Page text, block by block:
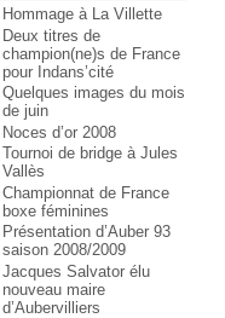
Hommage à La Villette
Deux titres de
champion(ne)s de France
pour Indans’cité
Quelques images du mois
de juin
Noces d’or 2008
Tournoi de bridge à Jules
Vallès
Championnat de France
boxe féminines
Présentation d’Auber 93
saison 2008/2009
Jacques Salvator élu
nouveau maire
d’Aubervilliers